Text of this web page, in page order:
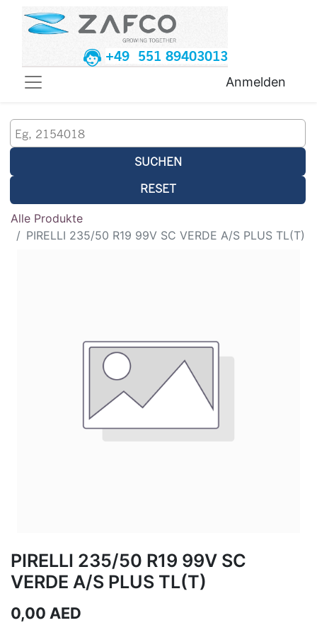
+49 551 89403013
Anmelden
SUCHEN
RESET
Alle Produkte
PIRELLI 235/50 R19 99V SC VERDE A/S PLUS TL(T)
PIRELLI 235/50 R19 99V SC
VERDE A/S PLUS TL(T)
0,00 AED